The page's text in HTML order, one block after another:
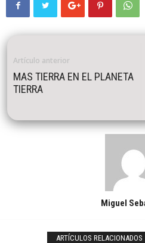
Artículo anterior
MAS TIERRA EN EL PLANETA
TIERRA
Miguel
ARTÍCULOS RELACIONADOS